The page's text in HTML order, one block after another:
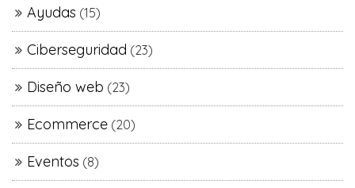
Ayudas (15)
Ciberseguridad (23)
Diseño web (23)
Ecommerce (20)
Eventos (8)